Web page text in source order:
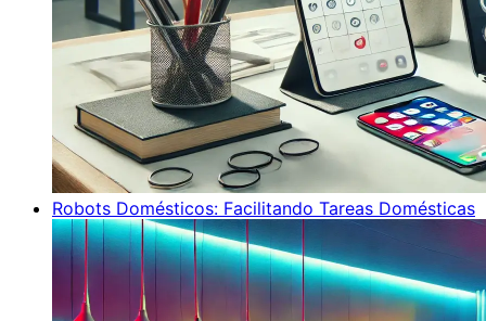
Robots Domésticos: Facilitando Tareas Domésticas